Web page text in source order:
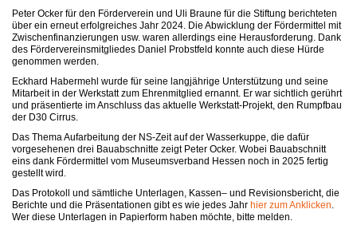
Peter Ocker für den Förderverein und Uli Braune für die Stiftung berichteten
über ein erneut erfolgreiches Jahr 2024. Die Abwicklung der Fördermittel mit
Zwischenfinanzierungen usw. waren allerdings eine Herausforderung. Dank
des Fördervereinsmitgliedes Daniel Probstfeld konnte auch diese Hürde
genommen werden.
Eckhard Habermehl wurde für seine langjährige Unterstützung und seine
Mitarbeit in der Werkstatt zum Ehrenmitglied ernannt. Er war sichtlich gerührt
und präsentierte im Anschluss das aktuelle Werkstatt-Projekt, den Rumpfbau
der D30 Cirrus.
Das Thema Aufarbeitung der NS-Zeit auf der Wasserkuppe, die dafür
vorgesehenen drei Bauabschnitte zeigt Peter Ocker. Wobei Bauabschnitt
eins dank Fördermittel vom Museumsverband Hessen noch in 2025 fertig
gestellt wird.
Das Protokoll und sämtliche Unterlagen, Kassen– und Revisionsbericht, die
Berichte und die Präsentationen gibt es wie jedes Jahr hier zum Anklicken.
Wer diese Unterlagen in Papierform haben möchte, bitte melden.